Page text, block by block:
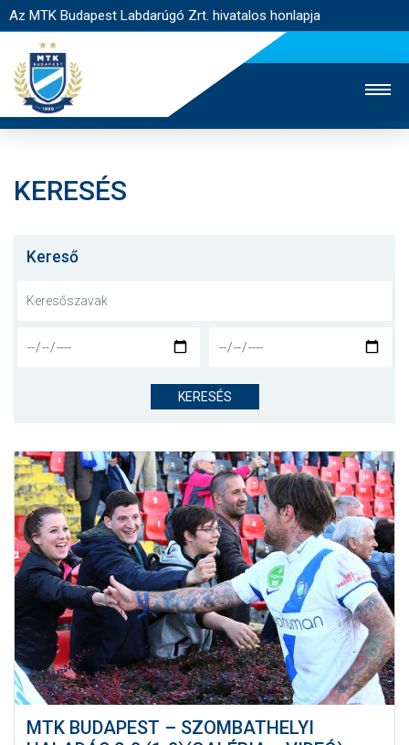
Az MTK Budapest Labdarúgó Zrt. hivatalos honlapja
JEGYÉRTÉKESÍTÉS
NYITÓLAP
CSAPATOK
KLUB
GALÉRIA
SZURKOLÓI ÉLMÉNYEK
AKKREDITÁCIÓ
KERESÉS
Kereső
KERESÉS
MTK BUDAPEST – SZOMBATHELYI